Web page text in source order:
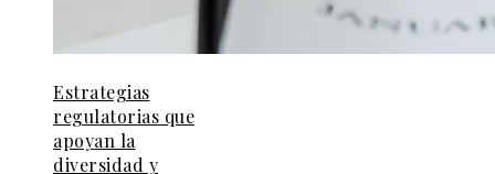
Estrategias
regulatorias que
apoyan la
diversidad y